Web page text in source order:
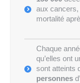
aux cancers,
mortalité
Chaque
qu’elles ont
sont atteints
personnes